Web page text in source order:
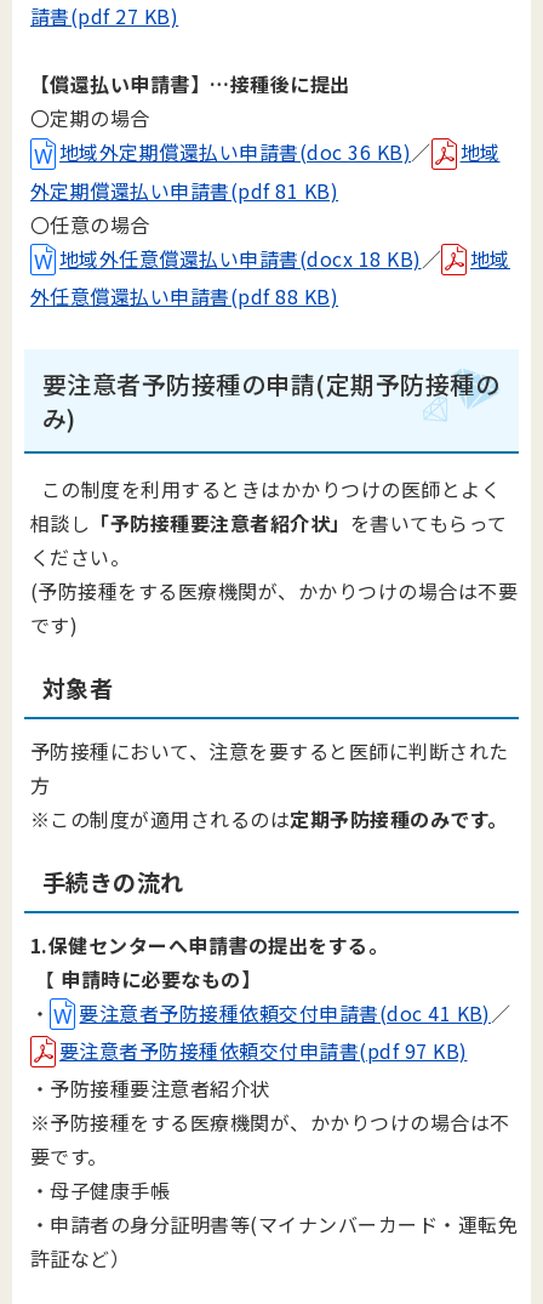
請書(pdf 27 KB)
【償還払い申請書】…接種後に提出
〇定期の場合
地域外定期償還払い申請書(doc 36 KB)／
地域
外定期償還払い申請書(pdf 81 KB)
〇任意の場合
地域外任意償還払い申請書(docx 18 KB)／
地域
外任意償還払い申請書(pdf 88 KB)
要注意者予防接種の申請(定期予防接種の
み)
この制度を利用するときはかかりつけの医師とよく
相談し 「予防接種要注意者紹介状」 を書いてもらって
ください。
(予防接種をする医療機関が、かかりつけの場合は不要
です)
対象者
予防接種において、注意を要すると医師に判断された
方
※ この制度が適用されるのは定期予防接種のみです。
手続きの流れ
1.保健センターへ申請書の提出をする。
【 申請時に必要なもの】
・
要注意者予防接種依頼交付申請書(doc 41 KB)／
要注意者予防接種依頼交付申請書(pdf 97 KB)
・予防接種要注意者紹介状
※予防接種をする医療機関が、かかりつけの場合は不
要です。
・母子健康手帳
・申請者の身分証明書等(マイナンバーカード・運転免
許証など）